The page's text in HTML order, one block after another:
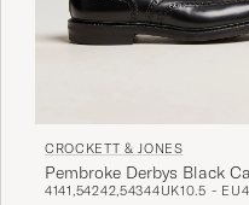
CROCKETT & JONES
Pembroke Derbys Black
4141,54242,54344UK10.5 -